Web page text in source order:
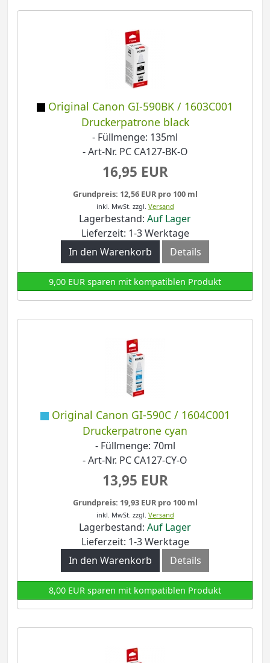
Original Canon GI-590BK / 1603C001
Druckerpatrone black
- Füllmenge: 135ml
- Art-Nr. PC CA127-BK-O
16,95 EUR
Grundpreis: 12,56 EUR pro 100 ml
inkl. MwSt. zzgl. Versand
Lagerbestand: Auf Lager
Lieferzeit: 1-3 Werktage
In den Warenkorb
Details
9,00 EUR sparen mit kompatiblen Produkt
Original Canon GI-590C / 1604C001
Druckerpatrone cyan
- Füllmenge: 70ml
- Art-Nr. PC CA127-CY-O
13,95 EUR
Grundpreis: 19,93 EUR pro 100 ml
inkl. MwSt. zzgl. Versand
Lagerbestand: Auf Lager
Lieferzeit: 1-3 Werktage
In den Warenkorb
Details
8,00 EUR sparen mit kompatiblen Produkt